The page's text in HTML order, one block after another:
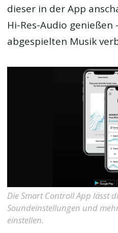
dieser in der App
Hi-Res-Audio genießen
abgespielten Musik
Die Smart Controll App lässt
Soundeinstellungen und
einstellen.